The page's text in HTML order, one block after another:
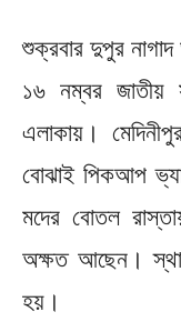
শুক্রবার দুপুর নাগাদ
১৬ নম্বর জাতীয়
এলাকায়।
বোঝাই পিকআপ
মদের বোতল
অক্ষত আছেন।
হয়।